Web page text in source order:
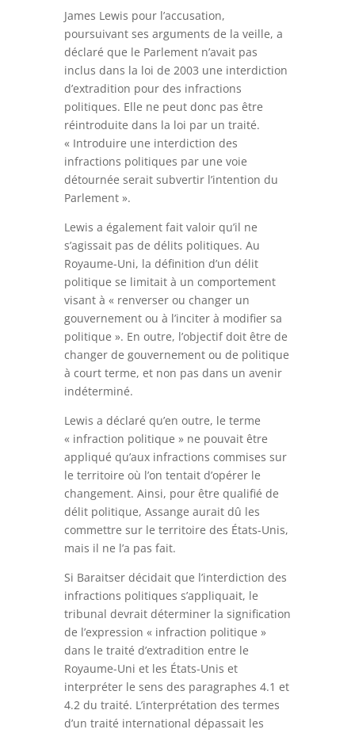
James Lewis pour l’accusation,
poursuivant ses arguments de la veille, a
déclaré que le Parlement n’avait pas
inclus dans la loi de 2003 une interdiction
d’extradition pour des infractions
politiques. Elle ne peut donc pas être
réintroduite dans la loi par un traité.
« Introduire une interdiction des
infractions politiques par une voie
détournée serait subvertir l’intention du
Parlement ».
Lewis a également fait valoir qu’il ne
s’agissait pas de délits politiques. Au
Royaume-Uni, la définition d’un délit
politique se limitait à un comportement
visant à « renverser ou changer un
gouvernement ou à l’inciter à modifier sa
politique ». En outre, l’objectif doit être de
changer de gouvernement ou de politique
à court terme, et non pas dans un avenir
indéterminé.
Lewis a déclaré qu’en outre, le terme
« infraction politique » ne pouvait être
appliqué qu’aux infractions commises sur
le territoire où l’on tentait d’opérer le
changement. Ainsi, pour être qualifié de
délit politique, Assange aurait dû les
commettre sur le territoire des États-Unis,
mais il ne l’a pas fait.
Si Baraitser décidait que l’interdiction des
infractions politiques s’appliquait, le
tribunal devrait déterminer la signification
de l’expression « infraction politique »
dans le traité d’extradition entre le
Royaume-Uni et les États-Unis et
interpréter le sens des paragraphes 4.1 et
4.2 du traité. L’interprétation des termes
d’un traité international dépassait les